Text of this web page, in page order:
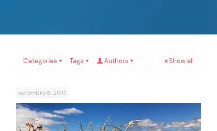
Categories Tags Authors Show all
setembro 6, 2017